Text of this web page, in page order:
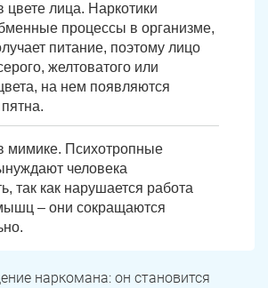
цвете лица. Наркотики
процессы в организме,
питание, поэтому лицо
желтоватого или
на нем появляются
мимике. Психотропные
человека
так как нарушается работа
– они сокращаются
наркомана: он становится